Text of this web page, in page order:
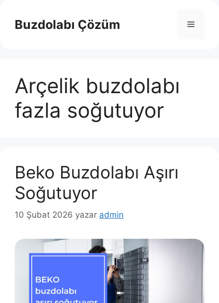
Buzdolabı Çözüm Menü
Arçelik buzdolabı
fazla soğutuyor
Beko Buzdolabı Aşırı
Soğutuyor
10 Şubat 2026 yazar admin